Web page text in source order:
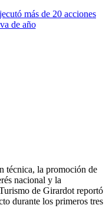
técnica, la promoción de
nacional y la
de Girardot reportó
durante los primeros tres